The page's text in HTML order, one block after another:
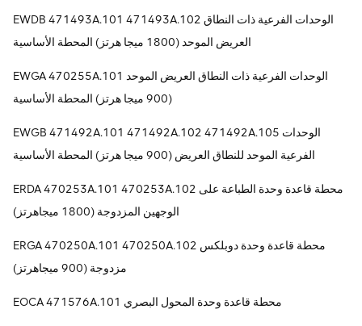
EWDB 471493A.101 471493A.102 الوحدات الفرعية ذات النطاق
العريض الموحد (1800 ميجا هرتز) المحطة الأساسية
EWGA 470255A.101 الوحدات الفرعية ذات النطاق العريض الموحد
(900 ميجا هرتز) المحطة الأساسية
EWGB 471492A.101 471492A.102 471492A.105 الوحدات
الفرعية الموحد للنطاق العريض (900 ميجا هرتز) المحطة الأساسية
ERDA 470253A.101 470253A.102 محطة قاعدة وحدة الطباعة على
الوجهين المزدوجة (1800 ميجاهرتز)
ERGA 470250A.101 470250A.102 محطة قاعدة وحدة دوبلكس
مزدوجة (900 ميجاهرتز)
EOCA 471576A.101 محطة قاعدة وحدة المحول البصري